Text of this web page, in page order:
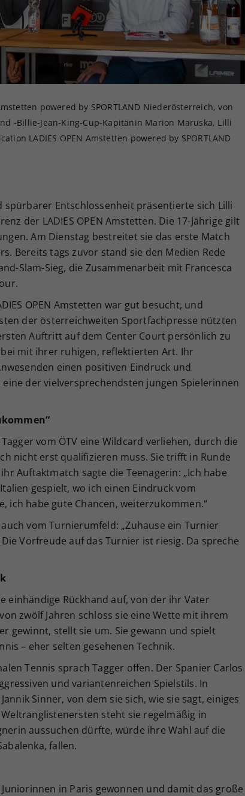
powered by SPORTLAND Niederösterreich, von
-Billie-Jean-King-Cup-Kapitänin Marion Maruska, Lilli
LADIES OPEN Amstetten powered by SPORTLAND
Entschlossenheit präsentierte sich Lilli
der LADIES OPEN Amstetten. Die 17-Jährige gilt
Am Dienstag bestreitet sie das erste Match
Bereits tags zuvor stand sie den Medien Rede
Slam-Sieg, die Zusammenarbeit mit Francesca
OPEN Amstetten war gut besucht, und
der österreichweiten Sportfachpresse nützten
Auftritt auf dem Center Court persönlich zu
mit ihrer ruhigen, reflektierten Art. Ihr
einen positiven Eindruck und
der vielversprechendsten jungen Spielerinnen
vom ÖTV eine Wildcard verliehen, durch die
nicht erst qualifizieren muss. Sie trifft in Runde
Auftaktmatch sagte die Teenagerin: „Ich habe
gespielt, wo ich einen Eindruck vom
ich habe gute Chancen, weiterzukommen.“
vom Turnierumfeld: „Zuhause ein Turnier
Vorfreude auf das Turnier ist riesig. Da spreche
einhändige Rückhand auf, von der ihr Vater
zwölf Jahren schloss sie eine Wette mit ihrem
gewinnt, stellt sie um. Sie gewann und spielt
– eher selten gesehenen Technik.
Tennis sprach Tagger offen. Der Spanier Carlos
und variantenreichen Spielstils. In
Sinner, von dem sie sich, wie sie sagt, einiges
steht sie regelmäßig in
aussuchen dürfte, würde ihre Wahl auf die
fallen.
in Paris gewonnen und damit das große
Ihrer vorgenommen Einstellungen, falls der
Webseiten-Betreiber dies eingestellt hat.